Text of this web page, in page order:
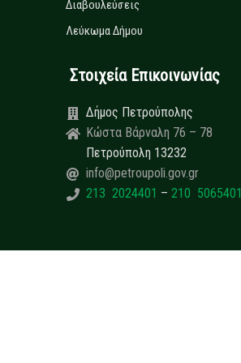
Διαβουλεύσεις
Λεύκωμα Δήμου
Στοιχεία Επικοινωνίας
Δήμος Πετρούπολης
Κώστα Βάρναλη 76 – 78
Πετρούπολη 13232
info@petroupoli.gov.gr
213 2024401 – 210 5065401